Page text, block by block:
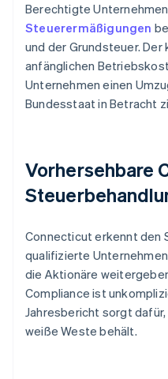
Berechtigte
Steuerermäßigungen
und der Grundsteuer.
anfänglichen
Unternehmen einen
Bundesstaat in Betracht
Vorhersehbare
Connecticut erkennt den
qualifizierte
die Aktionäre
Compliance ist
Jahresbericht sorgt
weiße Weste behält.